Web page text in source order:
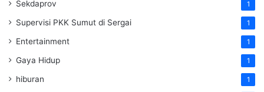
Sekdaprov 1
Supervisi PKK Sumut di Sergai 1
Entertainment 1
Gaya Hidup 1
hiburan 1